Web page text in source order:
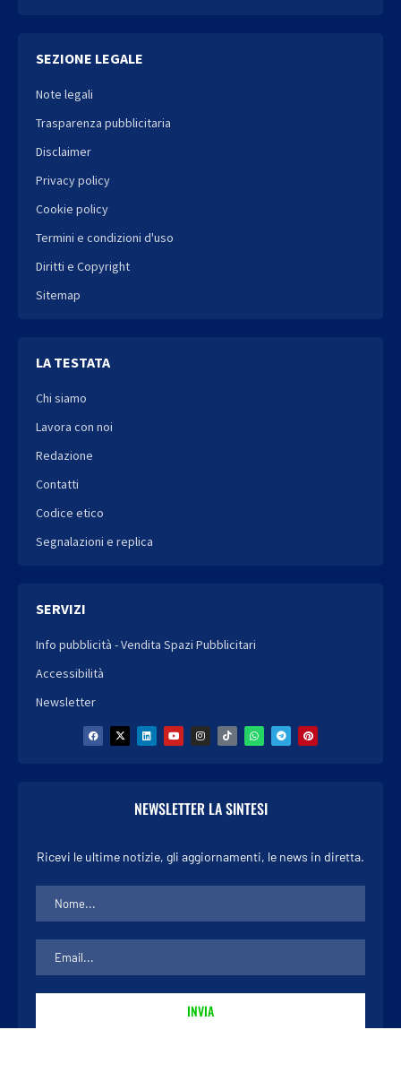
SEZIONE LEGALE
Note legali
Trasparenza pubblicitaria
Disclaimer
Privacy policy
Cookie policy
Termini e condizioni d'uso
Diritti e Copyright
Sitemap
LA TESTATA
Chi siamo
Lavora con noi
Redazione
Contatti
Codice etico
Segnalazioni e replica
SERVIZI
Info pubblicità - Vendita Spazi Pubblicitari
Accessibilità
Newsletter
NEWSLETTER LA SINTESI
Ricevi le ultime notizie, gli aggiornamenti, le news in diretta.